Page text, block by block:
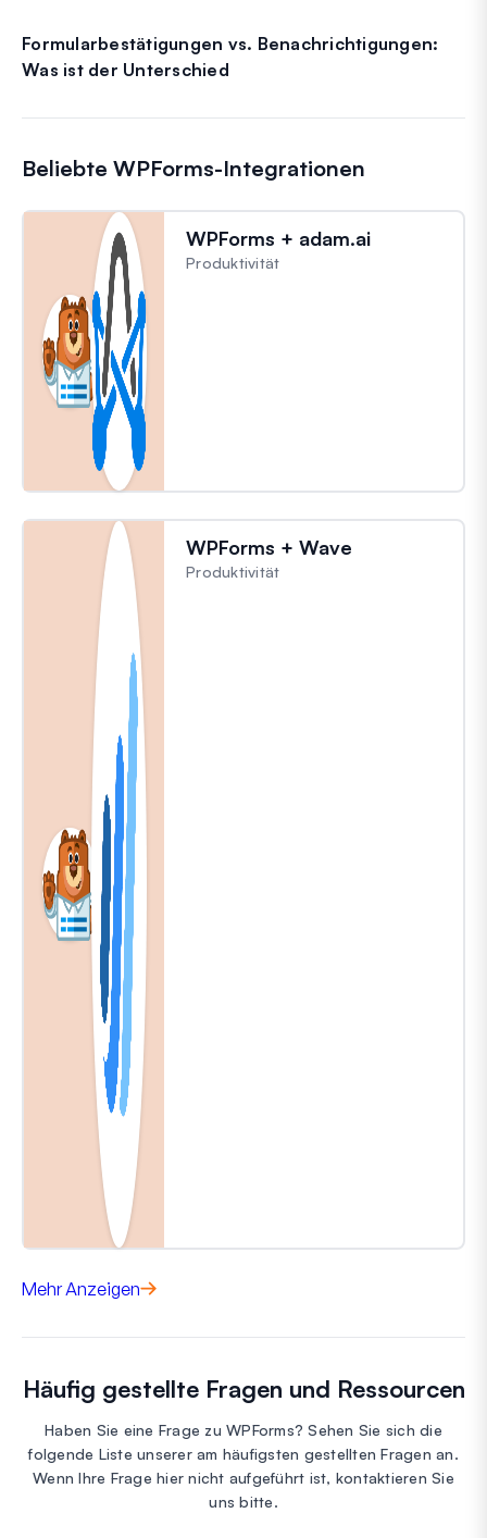
Formularbestätigungen vs. Benachrichtigungen:
Was ist der Unterschied
Beliebte WPForms-Integrationen
WPForms + adam.ai
Produktivität
WPForms + Wave
Produktivität
Mehr Anzeigen
Häufig gestellte Fragen und Ressourcen
Haben Sie eine Frage zu WPForms? Sehen Sie sich die
folgende Liste unserer am häufigsten gestellten Fragen an.
Wenn Ihre Frage hier nicht aufgeführt ist, kontaktieren Sie
uns bitte.